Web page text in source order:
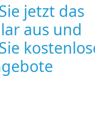
jetzt das
aus und